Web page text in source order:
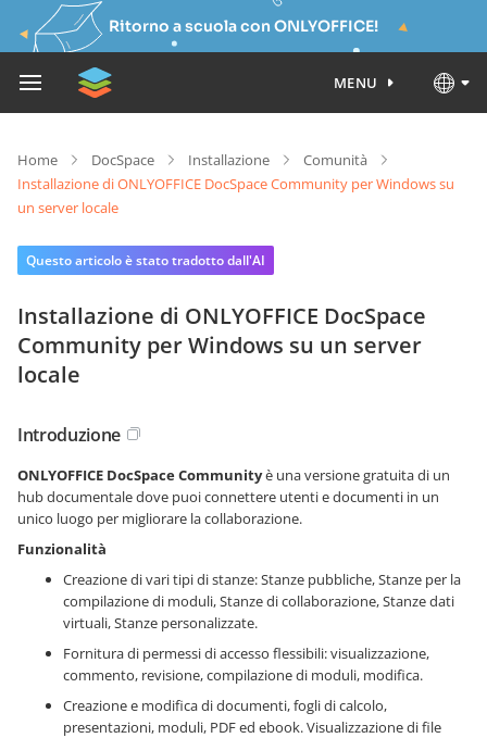
Ritorno a scuola con ONLYOFFICE!
MENU
Home DocSpace Installazione
Comunità
Installazione di ONLYOFFICE DocSpace Community per Windows su
un server locale
Questo articolo è stato tradotto dall'AI
Installazione di ONLYOFFICE DocSpace
Community per Windows su un server
locale
Introduzione
ONLYOFFICE DocSpace Communityè una versionegratuitadi un
hub documentale dove puoi connettere utenti e documenti in un
unico luogo per migliorare la collaborazione.
Funzionalità
Creazione di vari tipi di stanze: Stanze pubbliche, Stanze per la
compilazione di moduli, Stanze di collaborazione, Stanze dati
virtuali, Stanze personalizzate.
Fornitura di permessi di accesso flessibili: visualizzazione,
commento, revisione, compilazione di moduli, modifica.
Creazione e modifica di documenti, fogli di calcolo,
presentazioni, moduli, PDF ed ebook. Visualizzazione di file